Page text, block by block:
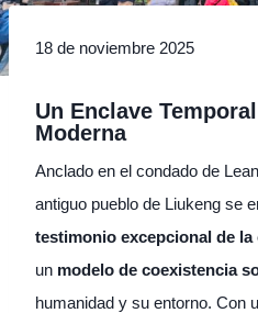
18 de noviembre 2025
Un Enclave
Moderna
Anclado en el condado de
antiguo pueblo de Liukeng se
testimonio excepcional de
un modelo de coexistencia
humanidad y su entorno. Con